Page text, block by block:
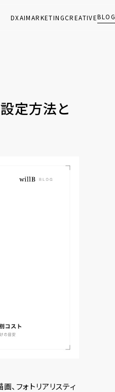
DXAIMARKETINGCREATIVEBLOG
定方法と
、フォトリアリスティ